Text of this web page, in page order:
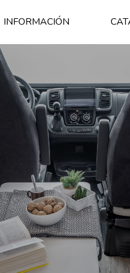
INFORMACIÓN